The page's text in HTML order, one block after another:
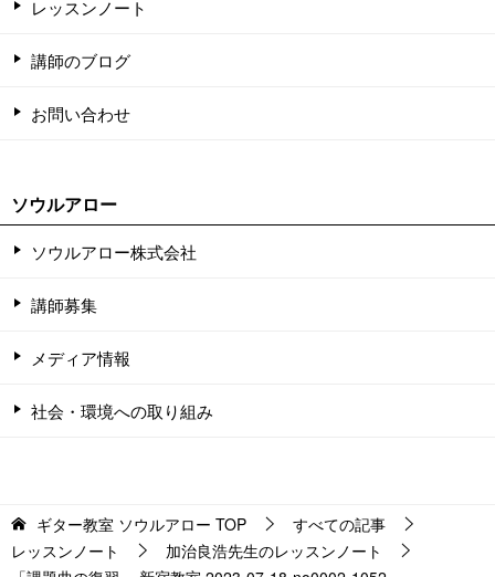
レッスンノート
講師のブログ
お問い合わせ
ソウルアロー
ソウルアロー株式会社
講師募集
メディア情報
社会・環境への取り組み
ギター教室 ソウルアロー TOP
すべての記事
レッスンノート
加治良浩先生のレッスンノート